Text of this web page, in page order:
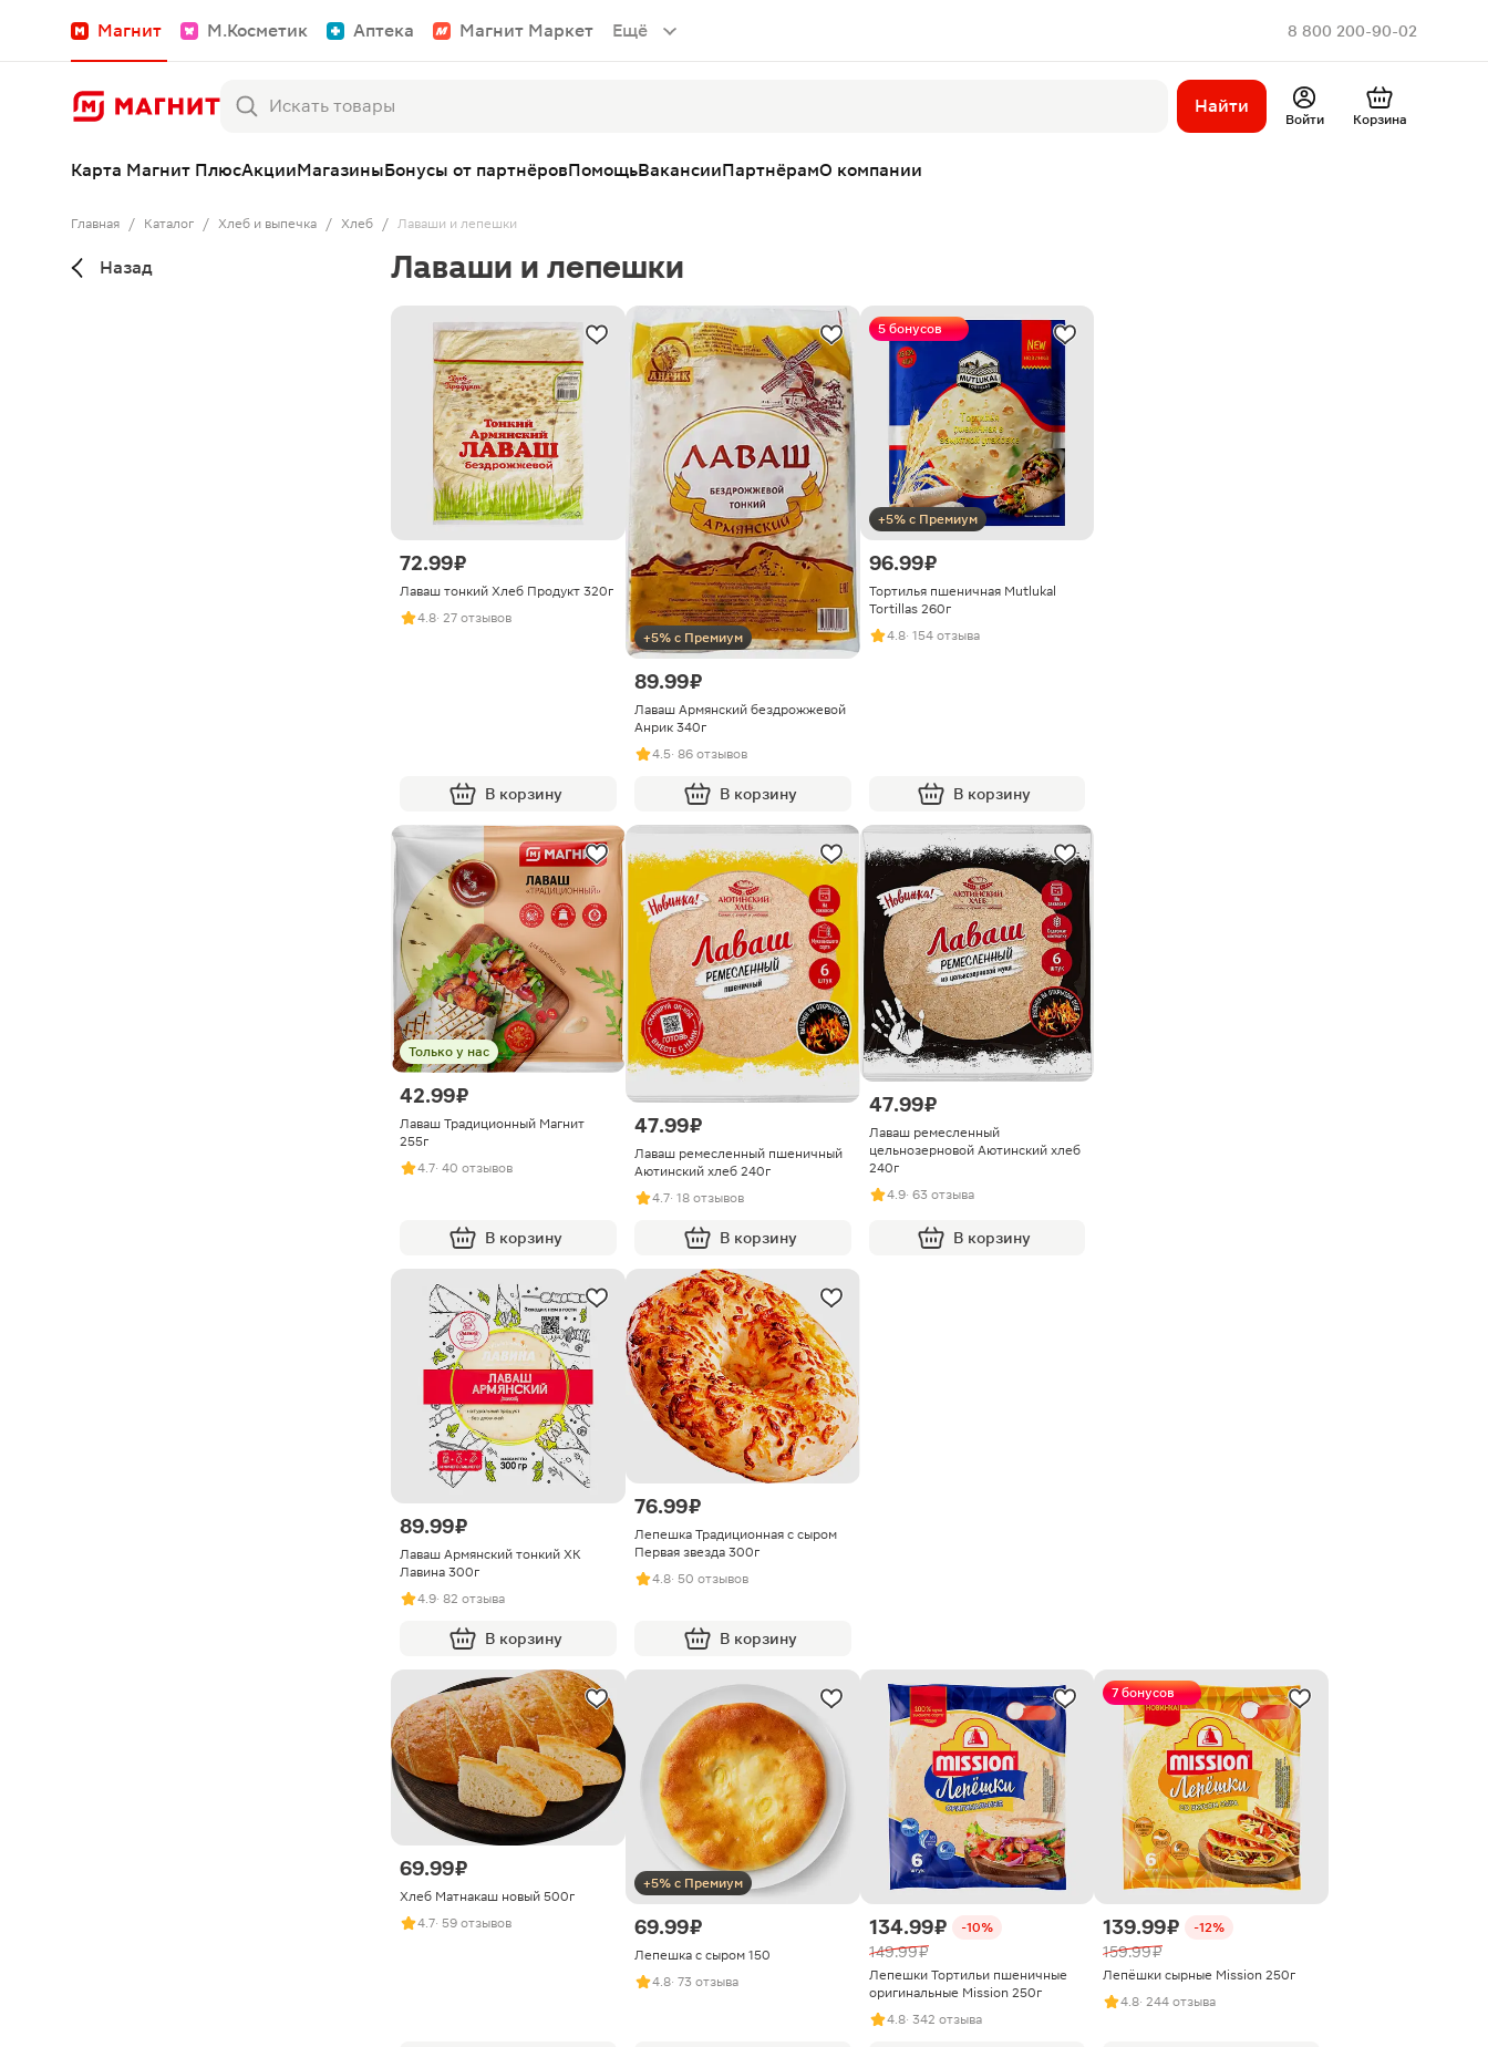
Магнит М.Косметик Аптека Магнит Маркет Ещё 8 800 200-90-02
Найти
Войти Корзина
Карта Магнит ПлюсАкцииМагазиныБонусы от партнёровПомощьВакансииПартнёрамО компании
Главная / Каталог / Хлеб и выпечка / Хлеб / Лаваши и лепешки
Назад Лаваши и лепешки
72.99 ₽
Лаваш тонкий Хлеб Продукт 320г
4.8· 27 отзывов
В корзину
+5% с Премиум
89.99 ₽
Лаваш Армянский бездрожжевой
Анрик 340г
4.5· 86 отзывов
В корзину
5 бонусов
+5% с Премиум
96.99 ₽
Тортилья пшеничная Mutlukal
Tortillas 260г
4.8· 154 отзыва
В корзину
Только у нас
42.99 ₽
Лаваш Традиционный Магнит
255г
4.7· 40 отзывов
В корзину
47.99 ₽
Лаваш ремесленный пшеничный
Аютинский хлеб 240г
4.7· 18 отзывов
В корзину
47.99 ₽
Лаваш ремесленный
цельнозерновой Аютинский хлеб
240г
4.9· 63 отзыва
В корзину
89.99 ₽
Лаваш Армянский тонкий ХК
Лавина 300г
4.9· 82 отзыва
В корзину
76.99 ₽
Лепешка Традиционная с сыром
Первая звезда 300г
4.8· 50 отзывов
В корзину
69.99 ₽
Хлеб Матнакаш новый 500г
4.7· 59 отзывов
+5% с Премиум
69.99 ₽
Лепешка с сыром 150
4.8· 73 отзыва
134.99 ₽ -10%
149.99 ₽
Лепешки Тортильи пшеничные
оригинальные Mission 250г
4.8· 342 отзыва
7 бонусов
139.99 ₽ -12%
159.99 ₽
Лепёшки сырные Mission 250г
4.8· 244 отзыва